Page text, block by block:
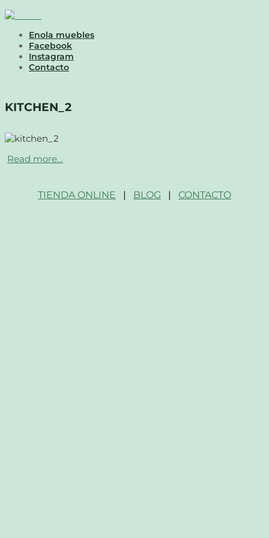
Enola muebles
Facebook
Instagram
Contacto
KITCHEN_2
Read more…
TIENDA ONLINE | BLOG | CONTACTO